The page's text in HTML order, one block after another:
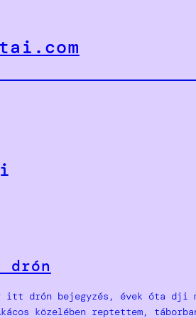
drón
itt drón bejegyzés, évek óta dji
közelében reptettem,